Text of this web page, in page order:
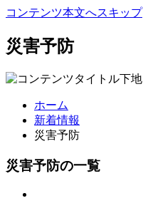
コンテンツ本文へスキップ
災害予防
ホーム
新着情報
災害予防
災害予防の一覧